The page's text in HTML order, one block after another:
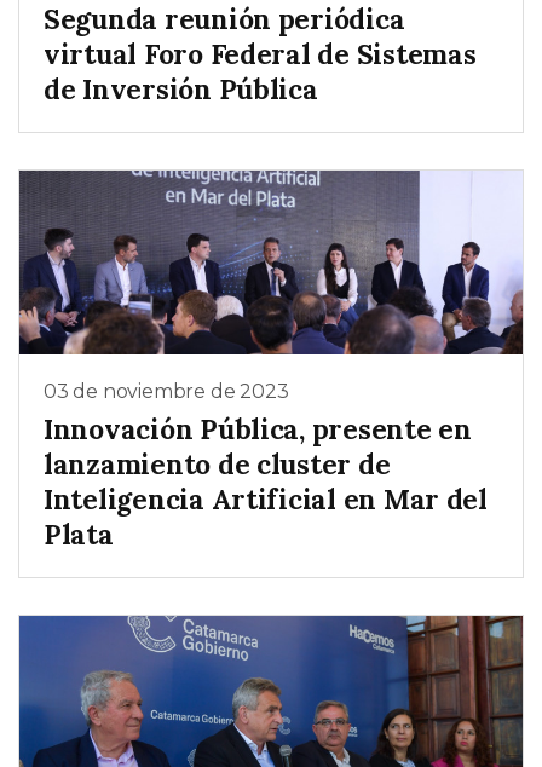
Segunda reunión periódica
virtual Foro Federal de Sistemas
de Inversión Pública
03 de noviembre de 2023
Innovación Pública, presente en
lanzamiento de cluster de
Inteligencia Artificial en Mar del
Plata